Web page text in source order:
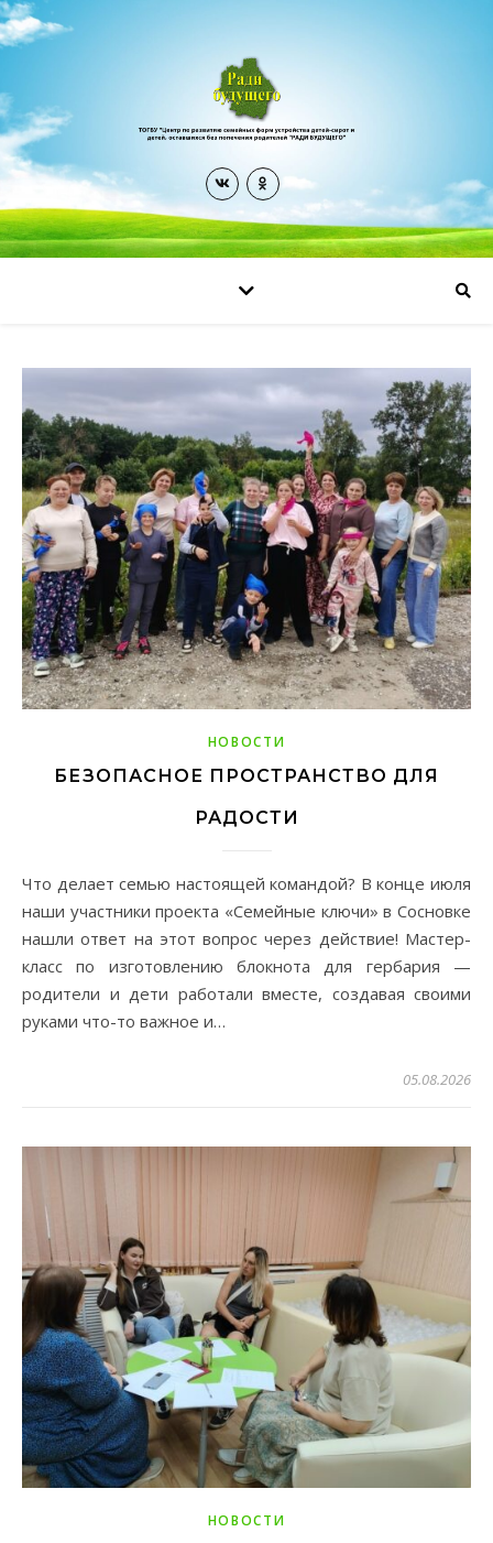
НОВОСТИ
БЕЗОПАСНОЕ ПРОСТРАНСТВО ДЛЯ
РАДОСТИ
Что делает семью настоящей командой? В конце июля
наши участники проекта «Семейные ключи» в Сосновке
нашли ответ на этот вопрос через действие! Мастер-
класс по изготовлению блокнота для гербария —
родители и дети работали вместе, создавая своими
руками что-то важное и…
05.08.2026
НОВОСТИ